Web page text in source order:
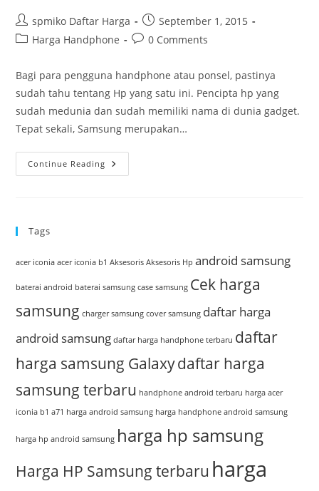
Post
author:
spmiko Daftar Harga
Post
published:
September 1, 2015
PostHarga Handphone
Post0 Comments
Bagi para pengguna handphone atau ponsel, pastinya
sudah tahu tentang Hp yang satu ini. Pencipta hp yang
sudah medunia dan sudah memiliki nama di dunia gadget.
Tepat sekali, Samsung merupakan…
Continue Reading Hp
Terbaru
Tags
acer iconia acer iconia b1 Aksesoris Aksesoris Hp android samsung
baterai android baterai samsung case samsung Cek harga
samsung charger samsung cover samsung daftar harga
android samsung daftar harga handphone terbaru daftar
harga samsung Galaxydaftar harga
samsung terbaru handphone android terbaru harga acer
iconia b1 a71 harga android samsung harga handphone android samsung
harga hp android samsung harga hp samsung
Harga HP Samsung terbaru harga